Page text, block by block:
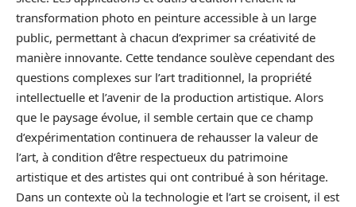
transformation photo en peinture accessible à un large
public, permettant à chacun d’exprimer sa créativité de
manière innovante. Cette tendance soulève cependant des
questions complexes sur l’art traditionnel, la propriété
intellectuelle et l’avenir de la production artistique. Alors
que le paysage évolue, il semble certain que ce champ
d’expérimentation continuera de rehausser la valeur de
l’art, à condition d’être respectueux du patrimoine
artistique et des artistes qui ont contribué à son héritage.
Dans un contexte où la technologie et l’art se croisent, il est